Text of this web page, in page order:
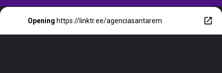
Opening https://linktr.ee/agenciasantarem